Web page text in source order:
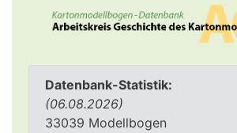
Datenbank-Statistik:
(06.08.2026)
33039 Modellbogen